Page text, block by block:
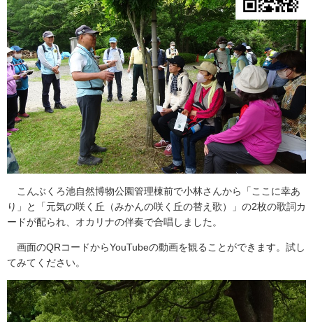
こんぶくろ池自然博物公園管理棟前で小林さんから「ここに幸あ
り」と「元気の咲く丘（みかんの咲く丘の替え歌）」の2枚の歌詞カ
ードが配られ、オカリナの伴奏で合唱しました。
画面のQRコードからYouTubeの動画を観ることができます。試し
てみてください。